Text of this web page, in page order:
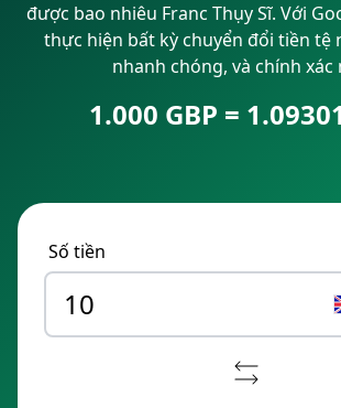
được bao nhiêu Franc Thụy Sĩ. Với
thực hiện bất kỳ chuyển đổi tiền tệ
nhanh chóng, và chính xác
1.000 GBP =
Số tiền